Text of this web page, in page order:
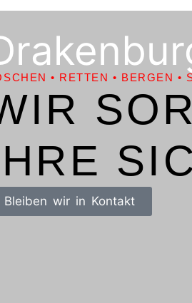
• RETTEN • BERGEN •
Bleiben wir in Kontakt